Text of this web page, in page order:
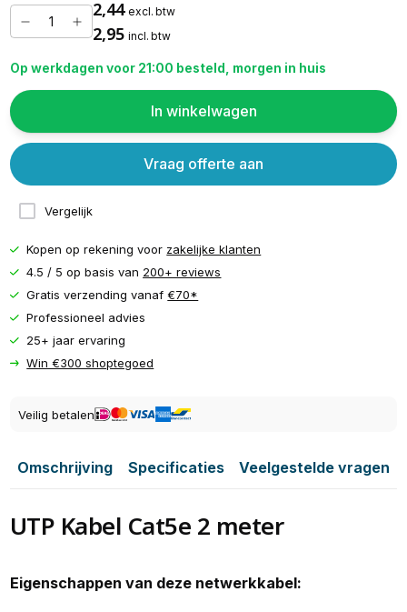
2,44 excl. btw
2,95 incl. btw
Op werkdagen voor 21:00 besteld, morgen in huis
In winkelwagen
Vergelijk
Vraag offerte aan
Kopen op rekening voor zakelijke klanten
4.5 / 5 op basis van 200+ reviews
Gratis verzending vanaf€70*
Professioneel advies
25+ jaar ervaring
Win €300 shoptegoed
Veilig betalen
Omschrijving Specificaties Veelgestelde vragen
UTP Kabel Cat5e 2 meter
Eigenschappen van deze netwerkkabel: